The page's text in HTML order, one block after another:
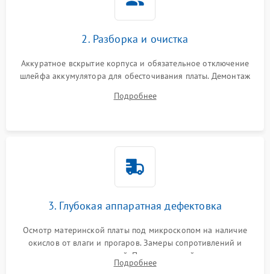
2. Разборка и очистка
Аккуратное вскрытие корпуса и обязательное отключение
шлейфа аккумулятора для обесточивания платы. Демонтаж
высохшей термопасты с кристаллов чипов.
Подробнее
3. Глубокая аппаратная дефектовка
Осмотр материнской платы под микроскопом на наличие
окислов от влаги и прогаров. Замеры сопротивлений и
дежурных напряжений. Проверка цепей питания,
мультиконтроллера, процессора и видеочипа.
Подробнее